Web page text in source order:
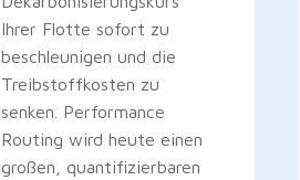
Ihrer Flotte sofort zu
beschleunigen und die
Treibstoffkosten zu
senken. Performance
Routing wird heute einen
großen, quantifizierbaren